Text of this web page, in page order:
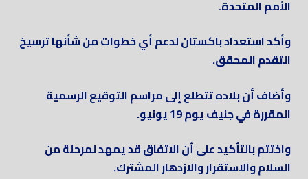
الأمم المتحدة.
وأكد استعداد باكستان لدعم أي خطوات من شأنها ترسيخ
التقدم المحقق.
وأضاف أن بلاده تتطلع إلى مراسم التوقيع الرسمية
المقررة في جنيف يوم 19 يونيو.
واختتم بالتأكيد على أن الاتفاق قد يمهد لمرحلة من
السلام والاستقرار والازدهار المشترك.